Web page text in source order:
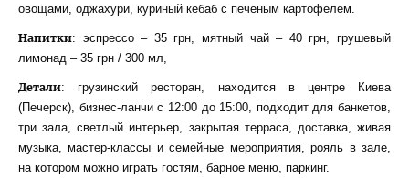
овощами, оджахури, куриный кебаб с печеным картофелем.
Напитки: эспрессо – 35 грн, мятный чай – 40 грн, грушевый
лимонад – 35 грн / 300 мл,
Детали: грузинский ресторан, находится в центре Киева
(Печерск), бизнес-ланчи с 12:00 до 15:00, подходит для банкетов,
три зала, светлый интерьер, закрытая терраса, доставка, живая
музыка, мастер-классы и семейные мероприятия, рояль в зале,
на котором можно играть гостям, барное меню, паркинг.